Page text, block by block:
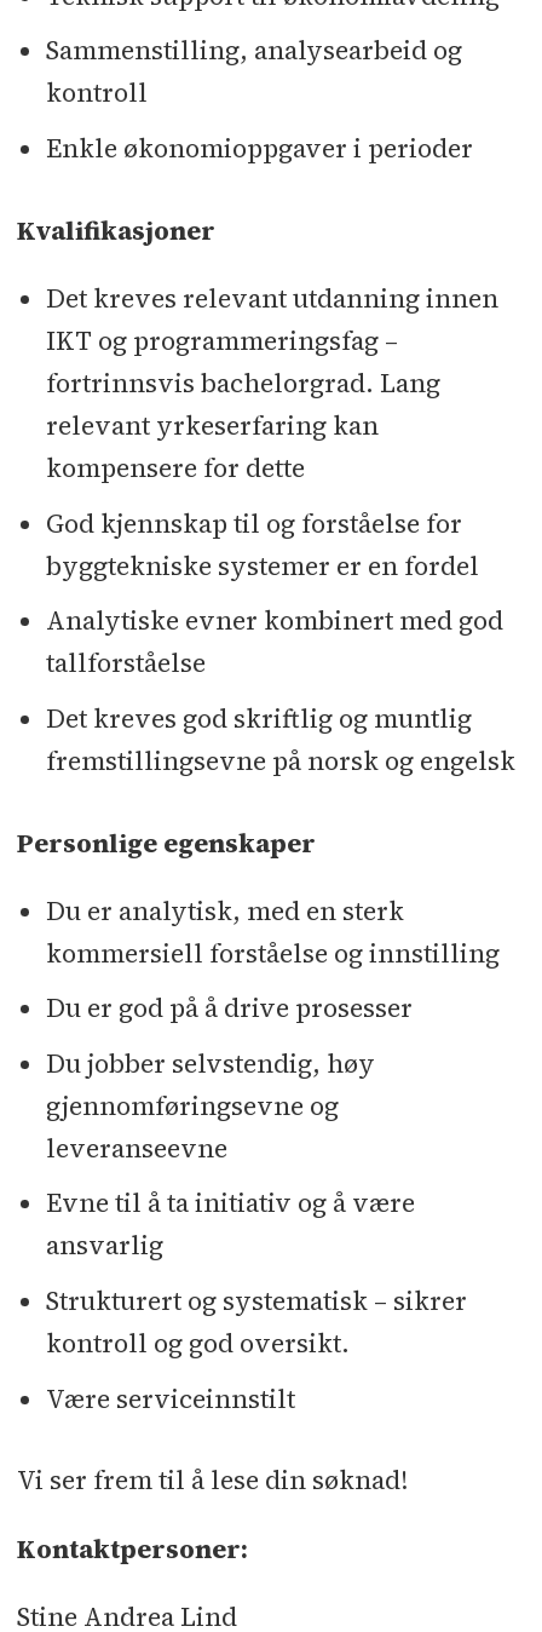
Sammenstilling, analysearbeid og
kontroll
Enkle økonomioppgaver i perioder
Kvalifikasjoner
Det kreves relevant utdanning innen
IKT og programmeringsfag –
fortrinnsvis bachelorgrad. Lang
relevant yrkeserfaring kan
kompensere for dette
God kjennskap til og forståelse for
byggtekniske systemer er en fordel
Analytiske evner kombinert med god
tallforståelse
Det kreves god skriftlig og muntlig
fremstillingsevne på norsk og engelsk
Personlige egenskaper
Du er analytisk, med en sterk
kommersiell forståelse og innstilling
Du er god på å drive prosesser
Du jobber selvstendig, høy
gjennomføringsevne og
leveranseevne
Evne til å ta initiativ og å være
ansvarlig
Strukturert og systematisk – sikrer
kontroll og god oversikt.
Være serviceinnstilt
Vi ser frem til å lese din søknad!
Kontaktpersoner:
Stine Andrea Lind